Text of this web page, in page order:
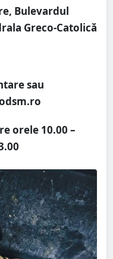
Bulevardul
Greco-Catolică
sau
orele 10.00 –